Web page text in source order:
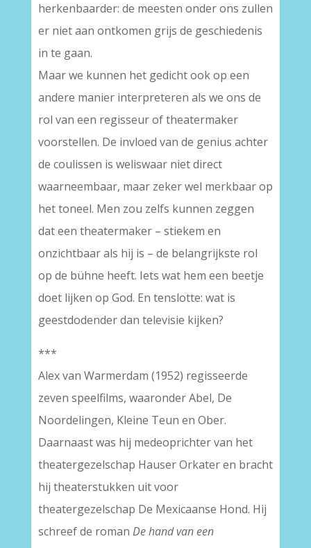
herkenbaarder: de meesten onder ons zullen
er niet aan ontkomen grijs de geschiedenis
in te gaan.
Maar we kunnen het gedicht ook op een
andere manier interpreteren als we ons de
rol van een regisseur of theatermaker
voorstellen. De invloed van de genius achter
de coulissen is weliswaar niet direct
waarneembaar, maar zeker wel merkbaar op
het toneel. Men zou zelfs kunnen zeggen
dat een theatermaker – stiekem en
onzichtbaar als hij is – de belangrijkste rol
op de bühne heeft. Iets wat hem een beetje
doet lijken op God. En tenslotte: wat is
geestdodender dan televisie kijken?
***
Alex van Warmerdam (1952) regisseerde
zeven speelfilms, waaronder Abel, De
Noordelingen, Kleine Teun en Ober.
Daarnaast was hij medeoprichter van het
theatergezelschap Hauser Orkater en bracht
hij theaterstukken uit voor
theatergezelschap De Mexicaanse Hond. Hij
schreef de roman De hand van een